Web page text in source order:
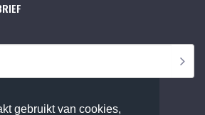
gebruikt van cookies,